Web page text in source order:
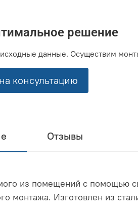
решение
данные. Осуществим
консультацию
Отзывы
из помещений с помощью
монтажа. Изготовлен из